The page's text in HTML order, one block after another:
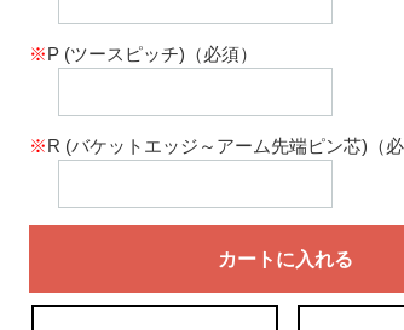
※P (ツースピッチ)（必須）
※R (バケットエッジ～アーム先端ピン芯)（
カートに入れる